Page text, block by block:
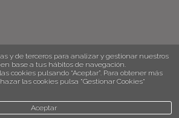
y de terceros para analizar y gestionar nuestros
base a tus hábitos de navegación.
cookies pulsando “Aceptar”. Para obtener más
las cookies pulsa “Gestionar Cookies“
Aceptar